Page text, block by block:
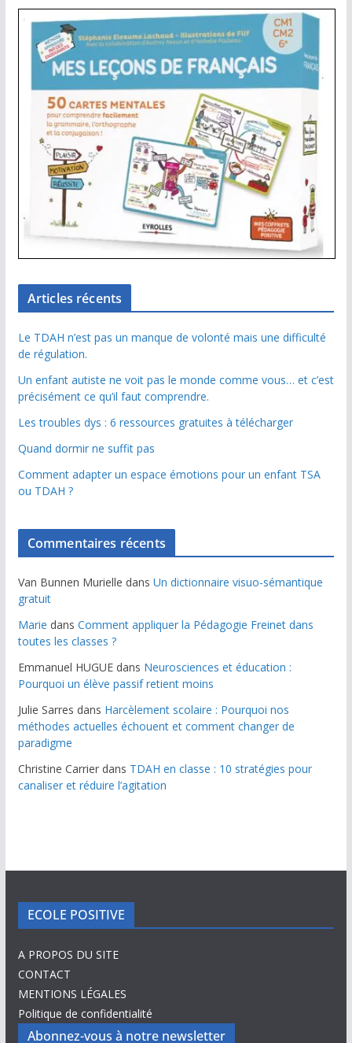
Articles récents
Le TDAH n’est pas un manque de volonté mais une difficulté
de régulation.
Un enfant autiste ne voit pas le monde comme vous… et c’est
précisément ce qu’il faut comprendre.
Les troubles dys : 6 ressources gratuites à télécharger
Quand dormir ne suffit pas
Comment adapter un espace émotions pour un enfant TSA
ou TDAH ?
Commentaires récents
Van Bunnen Murielle dans Un dictionnaire visuo-sémantique
gratuit
Marie dans Comment appliquer la Pédagogie Freinet dans
toutes les classes ?
Emmanuel HUGUEdans Neurosciences et éducation :
Pourquoi un élève passif retient moins
Julie Sarres dans Harcèlement scolaire : Pourquoi nos
méthodes actuelles échouent et comment changer de
paradigme
Christine Carrierdans TDAH en classe : 10 stratégies pour
canaliser et réduire l’agitation
ECOLE POSITIVE
A PROPOS DU SITE
CONTACT
MENTIONS LÉGALES
Politique de confidentialité
Abonnez-vous à notre newsletter